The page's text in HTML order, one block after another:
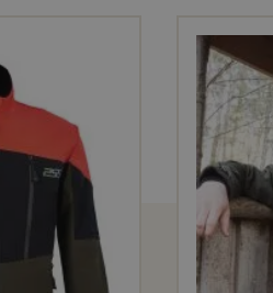
imperméable